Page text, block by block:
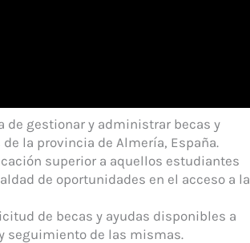
de gestionar y administrar becas y
la provincia de Almería, España.
superior a aquellos estudiantes
de oportunidades en el acceso a la
de becas y ayudas disponibles a
seguimiento de las mismas.